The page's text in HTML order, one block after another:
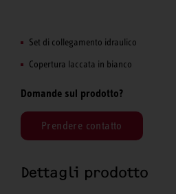
Set di collegamento idraulico
Copertura laccata in bianco
Domande sul prodotto?
Prendere contatto
Dettagli prodotto